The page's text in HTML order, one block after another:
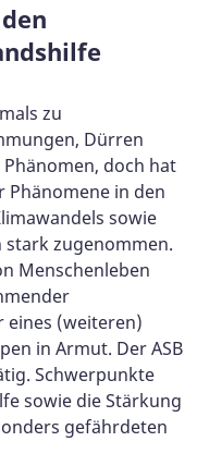
zu
Dürren
doch hat
Phänomene in den
sowie
zugenommen.
Menschenleben
eines (weiteren)
in Armut. Der ASB
Schwerpunkte
sowie die Stärkung
gefährdeten